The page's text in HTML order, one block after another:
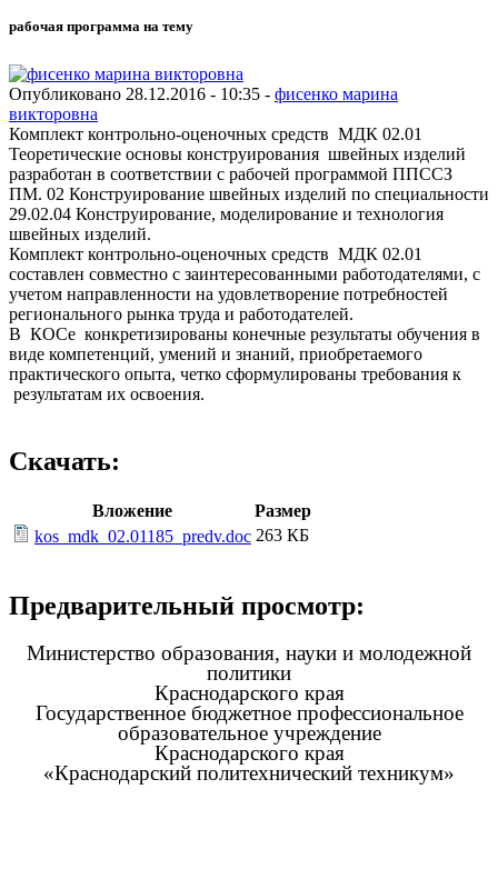
рабочая программа на тему
Опубликовано 28.12.2016 - 10:35 - фисенко марина
викторовна
Комплект контрольно-оценочных средств МДК 02.01
Теоретические основы конструирования швейных изделий
разработан в соответствии с рабочей программой ППССЗ
ПМ. 02 Конструирование швейных изделий по специальности
29.02.04 Конструирование, моделирование и технология
швейных изделий.
Комплект контрольно-оценочных средств МДК 02.01
составлен совместно с заинтересованными работодателями, с
учетом направленности на удовлетворение потребностей
регионального рынка труда и работодателей.
В КОСе конкретизированы конечные результаты обучения в
виде компетенций, умений и знаний, приобретаемого
практического опыта, четко сформулированы требования к
результатам их освоения.
Скачать:
Вложение
Размер
kos_mdk_02.01185_predv.doc 263 КБ
Предварительный просмотр:
Министерство образования, науки и молодежной
политики
Краснодарского края
Государственное бюджетное профессиональное
образовательное учреждение
Краснодарского края
«Краснодарский политехнический техникум»